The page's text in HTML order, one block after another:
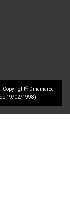
Copyright© Dinamarca
19/02/1998)